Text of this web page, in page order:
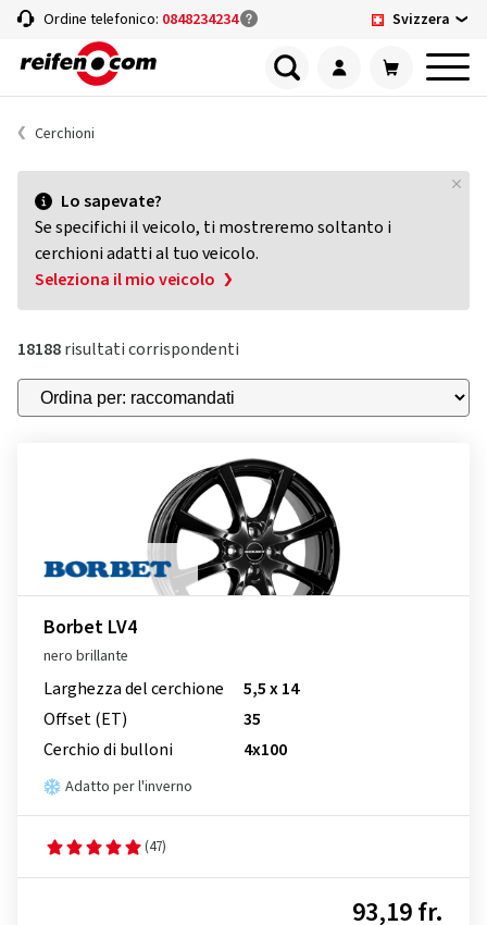
Ordine telefonico: 0848234234 Svizzera
Cerchioni
Lo sapevate?
Se specifichi il veicolo, ti mostreremo soltanto i
cerchioni adatti al tuo veicolo.
Seleziona il mio veicolo
18188risultati corrispondenti
Borbet LV4
nero brillante
Larghezza del cerchione
5,5 x 14
Offset (ET)
35
Cerchio di bulloni
4x100
Adatto per l'inverno
(47)
93,19 fr.